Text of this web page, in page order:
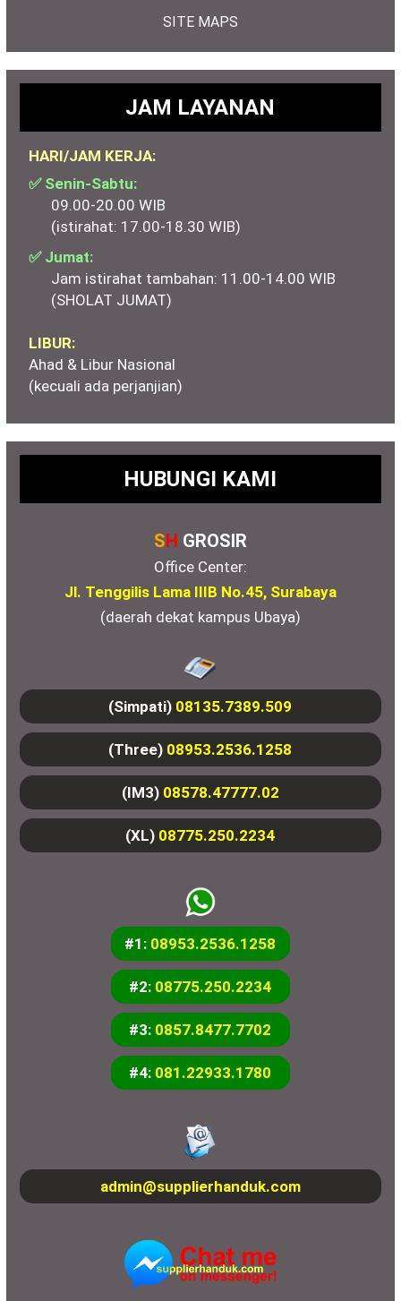
SITE MAPS
JAM LAYANAN
HARI/JAM KERJA:
✅ Senin-Sabtu:
09.00-20.00 WIB
(istirahat: 17.00-18.30 WIB)
✅ Jumat:
Jam istirahat tambahan: 11.00-14.00 WIB
(SHOLAT JUMAT)
LIBUR:
Ahad & Libur Nasional
(kecuali ada perjanjian)
HUBUNGI KAMI
SH GROSIR
Office Center:
Jl. Tenggilis Lama IIIB No.45, Surabaya
(daerah dekat kampus Ubaya)
(Simpati) 08135.7389.509
(Three) 08953.2536.1258
(IM3) 08578.47777.02
(XL) 08775.250.2234
#1: 08953.2536.1258
#2: 08775.250.2234
#3: 0857.8477.7702
#4: 081.22933.1780
admin@supplierhanduk.com